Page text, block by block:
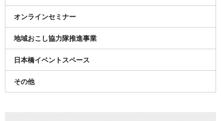
オンラインセミナー
地域おこし協力隊推進事業
日本橋イベントスペース
その他